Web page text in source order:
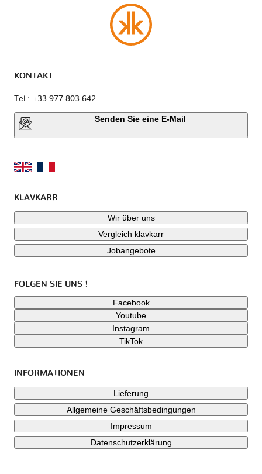
KONTAKT
Tel : +33 977 803 642
Senden Sie eine E-Mail
KLAVKARR
Wir über uns
Vergleich klavkarr
Jobangebote
FOLGEN SIE UNS !
Facebook
Youtube
Instagram
TikTok
INFORMATIONEN
Lieferung
Allgemeine Geschäftsbedingungen
Impressum
Datenschutzerklärung